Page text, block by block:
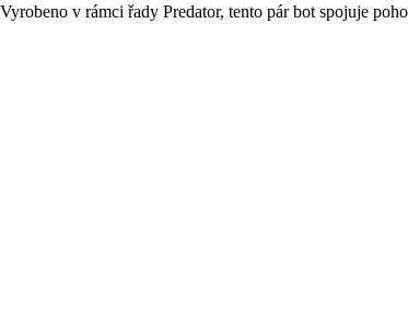
Vyrobeno v rámci řady Predator, tento pár bot spojuje